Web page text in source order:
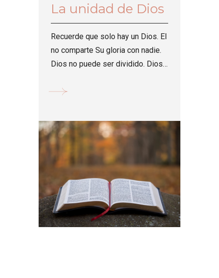
La unidad de Dios
Recuerde que solo hay un Dios. El
no comparte Su gloria con nadie.
Dios no puede ser dividido. Dios
la imagen visible del Dios
creíamos que El era Dios,
entonces en nuestros pecados
íbamos a morir.